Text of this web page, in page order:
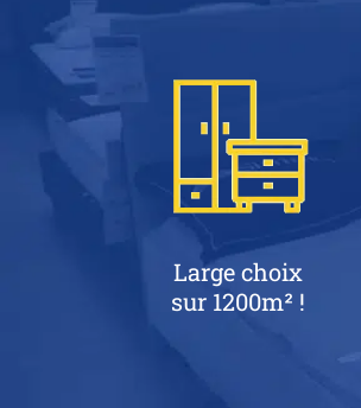
Large choix
sur 1200m² !